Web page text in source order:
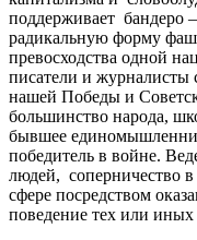
поддерживает бандеро
радикальную форму
превосходства одной
писатели и журналисты
нашей Победы и
большинство народа,
бывшее
победитель в войне.
людей, соперничество
сфере посредством
поведение тех или